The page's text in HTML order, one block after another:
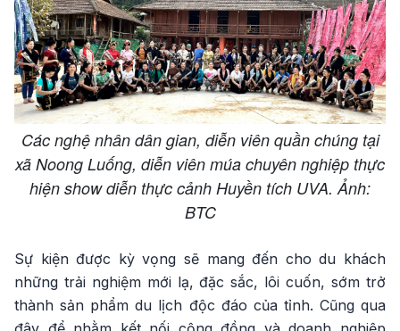
Các nghệ nhân dân gian, diễn viên quần chúng tại
xã Noong Luống, diễn viên múa chuyên nghiệp thực
hiện show diễn thực cảnh Huyền tích UVA. Ảnh:
BTC
Sự kiện được kỳ vọng sẽ mang đến cho du khách
những trải nghiệm mới lạ, đặc sắc, lôi cuốn, sớm trở
thành sản phẩm du lịch độc đáo của tỉnh. Cũng qua